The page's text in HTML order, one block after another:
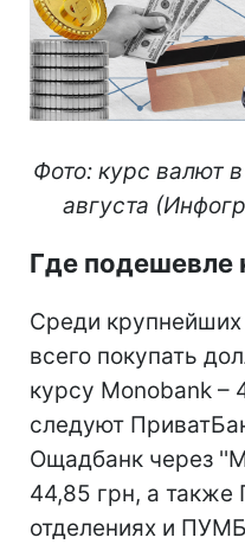
Фото: курс валют
августа
Где подешевле
Среди
всего покупать
курсу Monobank –
следуют
Ощадбанк через
44,85 грн, а также
отделениях и